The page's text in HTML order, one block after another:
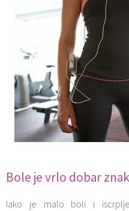
Bole je vrlo dobar znak
Iako je malo boli i